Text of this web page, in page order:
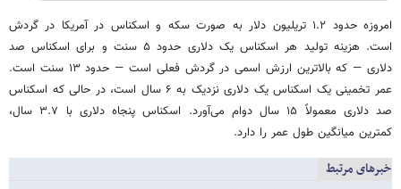
امروزه حدود ۱.۲ تریلیون دلار به صورت سکه و اسکناس در آمریکا در گردش
است. هزینه تولید هر اسکناس یک دلاری حدود ۵ سنت و برای اسکناس صد
دلاری — که بالاترین ارزش اسمی در گردش فعلی است — حدود ۱۳ سنت است.
عمر تخمینی یک اسکناس یک دلاری نزدیک به ۶ سال است، در حالی که اسکناس
صد دلاری معمولاً ۱۵ سال دوام می‌آورد. اسکناس پنجاه دلاری با ۳.۷ سال،
کمترین میانگین طول عمر را دارد.
خبرهای مرتبط